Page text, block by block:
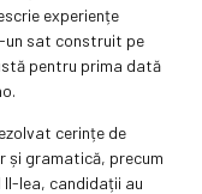
experiențe
un sat construit pe
pentru prima dată
cerințe de
și gramatică, precum
lea, candidații au